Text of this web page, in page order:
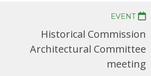
Historical Commission
Architectural Committee
meeting